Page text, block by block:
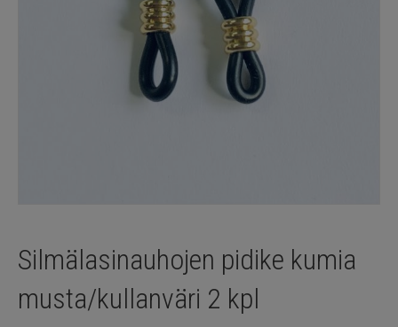
Silmälasinauhojen pidike kumia
musta/kullanväri 2 kpl